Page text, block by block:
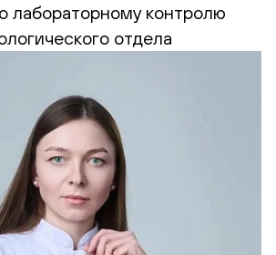
лабораторному контролю
отдела